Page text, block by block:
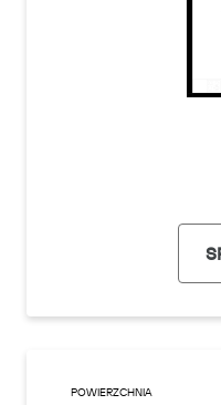
POWIERZCHNIA